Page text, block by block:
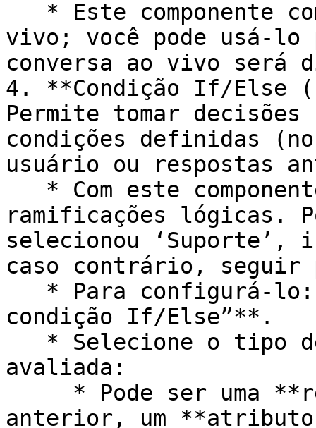
vivo; você pode usá-lo
conversa ao vivo será
4. **Condição If/Else
Permite tomar decisões
condições definidas
usuário ou respostas
ramificações lógicas.
selecionou
caso contrário, seguir
condição If/Else”**.
avaliada:
anterior, um **atributo